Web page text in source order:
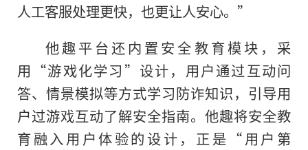
人工客服处理更快，也更让人安心。”
他趣平台还内置安全教育模块，采
用“游戏化学习”设计，用户通过互动问
答、情景模拟等方式学习防诈知识，引导用
户过游戏互动了解安全指南。他趣将安全教
育融入用户体验的设计，正是“用户第